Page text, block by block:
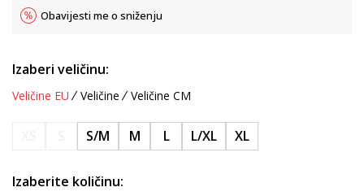
Obavijesti me o sniženju
Izaberi veličinu:
Veličine EU Veličine Veličine CM
S/M M L L/XL XL
Izaberite količinu: